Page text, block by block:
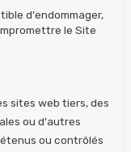
d'endommager,
le Site
sites web tiers, des
ou d'autres
ou contrôlés